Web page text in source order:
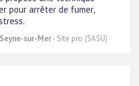
pour arrêter de fumer,
sur-Mer- Site pro (SASU)